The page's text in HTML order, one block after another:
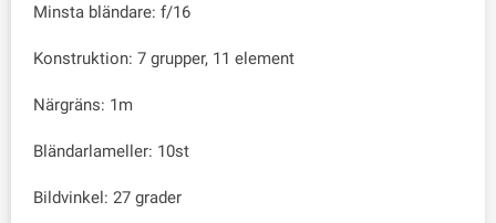
Minsta bländare: f/16
Konstruktion: 7 grupper, 11 element
Närgräns: 1m
Bländarlameller: 10st
Bildvinkel: 27 grader